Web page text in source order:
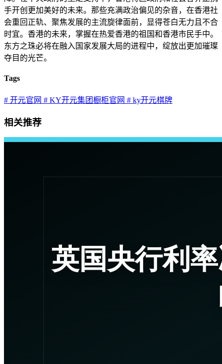
手开创更加美好的未来。那些充满政治偏见的杂音，在香港社
会重回正轨、聚焦发展的主流旋律面前，显得苍白无力且不合
时宜。香港的未来，掌握在热爱香港的祖国和香港市民手中。
东方之珠必将在融入国家发展大局的进程中，绽放出更加璀璨
夺目的光芒。
Tags
# 开元官网 # KY开元集团橱柜官网 # ky开元棋牌
相关推荐